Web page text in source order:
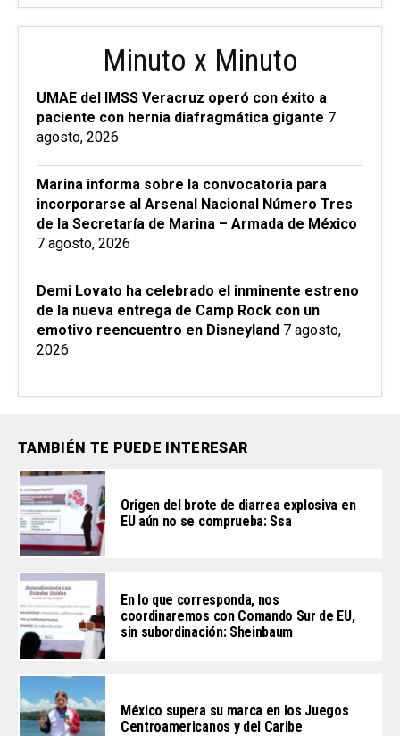
Minuto x Minuto
UMAE del IMSS Veracruz operó con éxito a
paciente con hernia diafragmática gigante 7
agosto, 2026
Marina informa sobre la convocatoria para
incorporarse al Arsenal Nacional Número Tres
de la Secretaría de Marina – Armada de México
7 agosto, 2026
Demi Lovato ha celebrado el inminente estreno
de la nueva entrega de Camp Rock con un
emotivo reencuentro en Disneyland 7 agosto,
2026
TAMBIÉN TE PUEDE INTERESAR
Origen del brote de diarrea explosiva en
EU aún no se comprueba: Ssa
En lo que corresponda, nos
coordinaremos con Comando Sur de EU,
sin subordinación: Sheinbaum
México supera su marca en los Juegos
Centroamericanos y del Caribe